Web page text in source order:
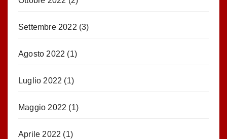
Settembre 2022 (3)
Agosto 2022 (1)
Luglio 2022 (1)
Maggio 2022 (1)
Aprile 2022 (1)